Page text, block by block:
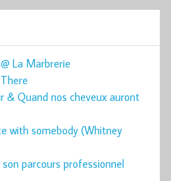
La Marbrerie
Quand nos cheveux auront
with somebody (Whitney
son parcours professionnel